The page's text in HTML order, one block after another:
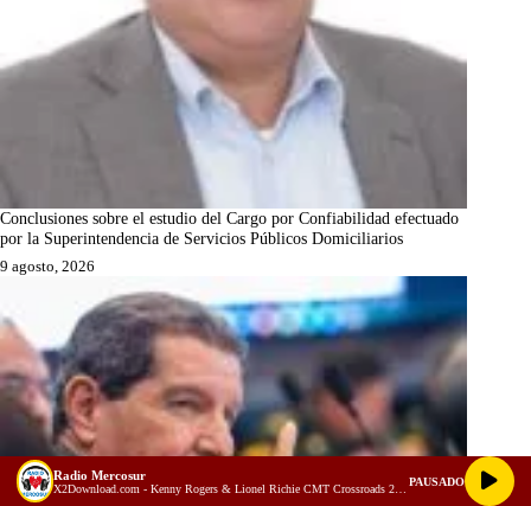
Conclusiones sobre el estudio del Cargo por Confiabilidad efectuado
por la Superintendencia de Servicios Públicos Domiciliarios
9 agosto, 2026
Radio Mercosur PAUSADO